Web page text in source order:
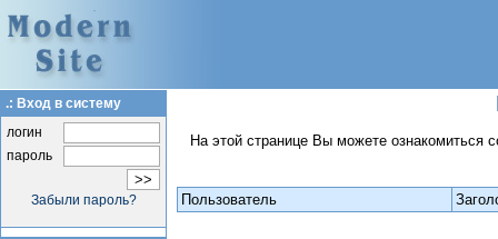
На этой странице Вы можете ознакомиться
Пользователь
.: Вход в систему
логин
пароль
Забыли пароль?